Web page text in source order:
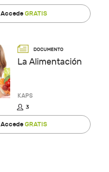
AccedeGRATIS
La Alimentación
KAPS
3
AccedeGRATIS